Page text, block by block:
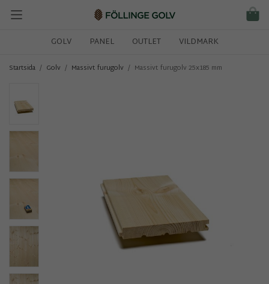
GOLV PANEL OUTLET VILDMARK
Startsida / Golv / Massivt furugolv / Massivt furugolv 25x185 mm